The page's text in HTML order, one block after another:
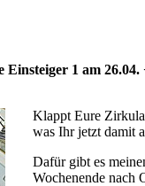
1 am 26.04.
Klappt Eure
was Ihr jetzt damit
Dafür gibt es
Wochenende nach